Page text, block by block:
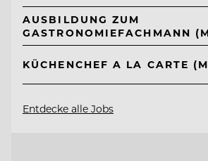
AUSBILDUNG ZUM
GASTRONOMIEFACHMANN
KÜCHENCHEF A LA CARTE
Entdecke alle Jobs